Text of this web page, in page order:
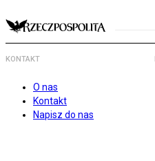
KONTAKT
O nas
Kontakt
Napisz do nas